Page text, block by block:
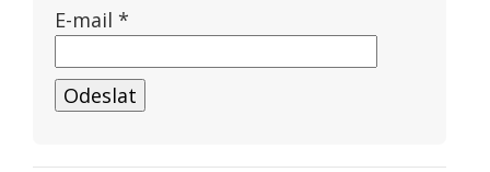
E-mail *